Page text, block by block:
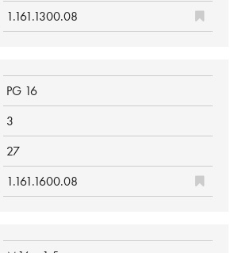
1.161.1300.08
PG 16
3
27
1.161.1600.08